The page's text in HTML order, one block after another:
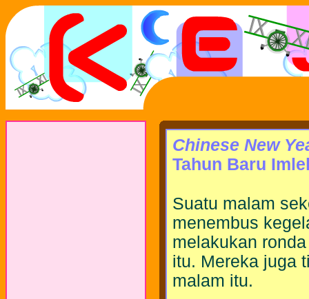
Chinese New
Tahun Baru
Suatu malam
menembus
melakukan
itu. Mereka juga
malam itu.